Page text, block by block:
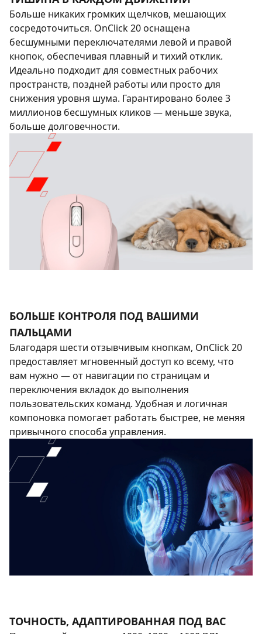
Больше никаких громких щелчков, мешающих
сосредоточиться. OnClick 20 оснащена
бесшумными переключателями левой и правой
кнопок, обеспечивая плавный и тихий отклик.
Идеально подходит для совместных рабочих
пространств, поздней работы или просто для
снижения уровня шума. Гарантировано более 3
миллионов бесшумных кликов — меньше звука,
больше долговечности.
БОЛЬШЕ КОНТРОЛЯ ПОД ВАШИМИ
ПАЛЬЦАМИ
Благодаря шести отзывчивым кнопкам, OnClick 20
предоставляет мгновенный доступ ко всему, что
вам нужно — от навигации по страницам и
переключения вкладок до выполнения
пользовательских команд. Удобная и логичная
компоновка помогает работать быстрее, не меняя
привычного способа управления.
ТОЧНОСТЬ, АДАПТИРОВАННАЯ ПОД ВАС